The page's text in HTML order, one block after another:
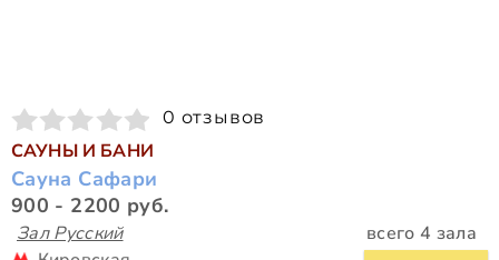
0 отзывов
САУНЫ И БАНИ
Сауна Сафари
900 - 2200 руб.
Зал Русский всего 4 зала